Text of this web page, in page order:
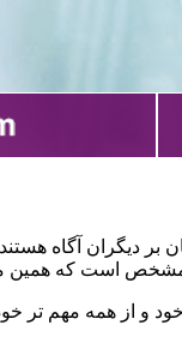
بر دیگران آگاه
مشخص است که
و از همه مهم